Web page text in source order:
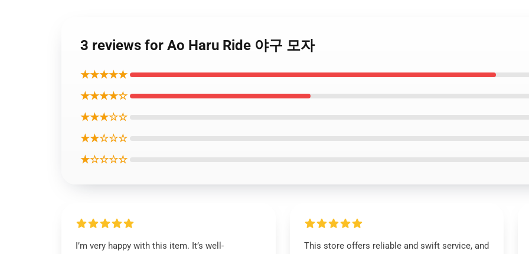
3 reviews for Ao Haru Ride 야구 모자
★★★★★
★★★★☆
★★★☆☆
★★☆☆☆
★☆☆☆☆
I’m very happy with this item. It’s well-
This store offers reliable and swift service, and